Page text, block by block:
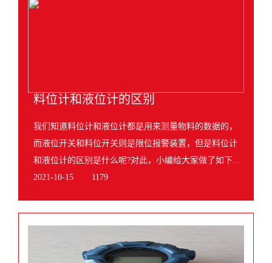
料位计和液位计的区别
我们知道料位计和液位计都是用来测量物料的数据的，
而液位开关和料位开关则是限位报警装置，但是料位计
和液位计的区别是什么呢?对此，小编给大家做了如下的
介绍。在测量过程中，料位计和液位计都是经常会被使
2021-10-15 1179